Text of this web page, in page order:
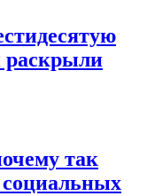
раскрыли
так
социальных